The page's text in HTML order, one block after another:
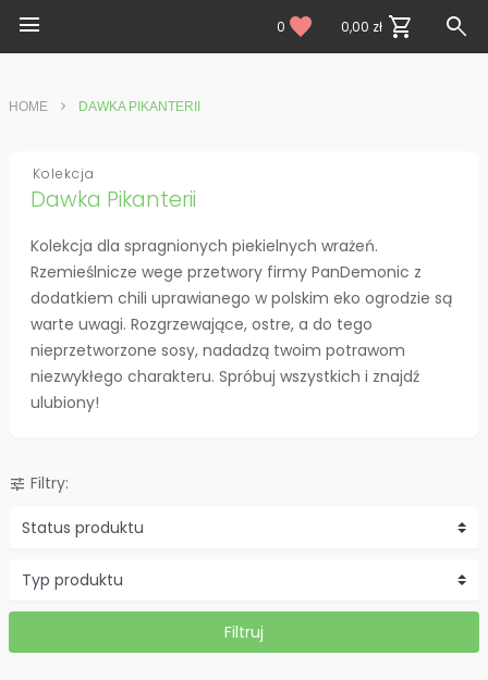
menu 0 favorite 0,00 zł shopping_cart search
HOME DAWKA PIKANTERII
Dawka Pikanterii
Kolekcja
Kolekcja dla spragnionych piekielnych wrażeń.
Rzemieślnicze wege przetwory firmy PanDemonic z
dodatkiem chili uprawianego w polskim eko ogrodzie są
warte uwagi. Rozgrzewające, ostre, a do tego
nieprzetworzone sosy, nadadzą twoim potrawom
niezwykłego charakteru. Spróbuj wszystkich i znajdź
ulubiony!
tune Filtry:
Status produktu
Typ produktu
Filtruj